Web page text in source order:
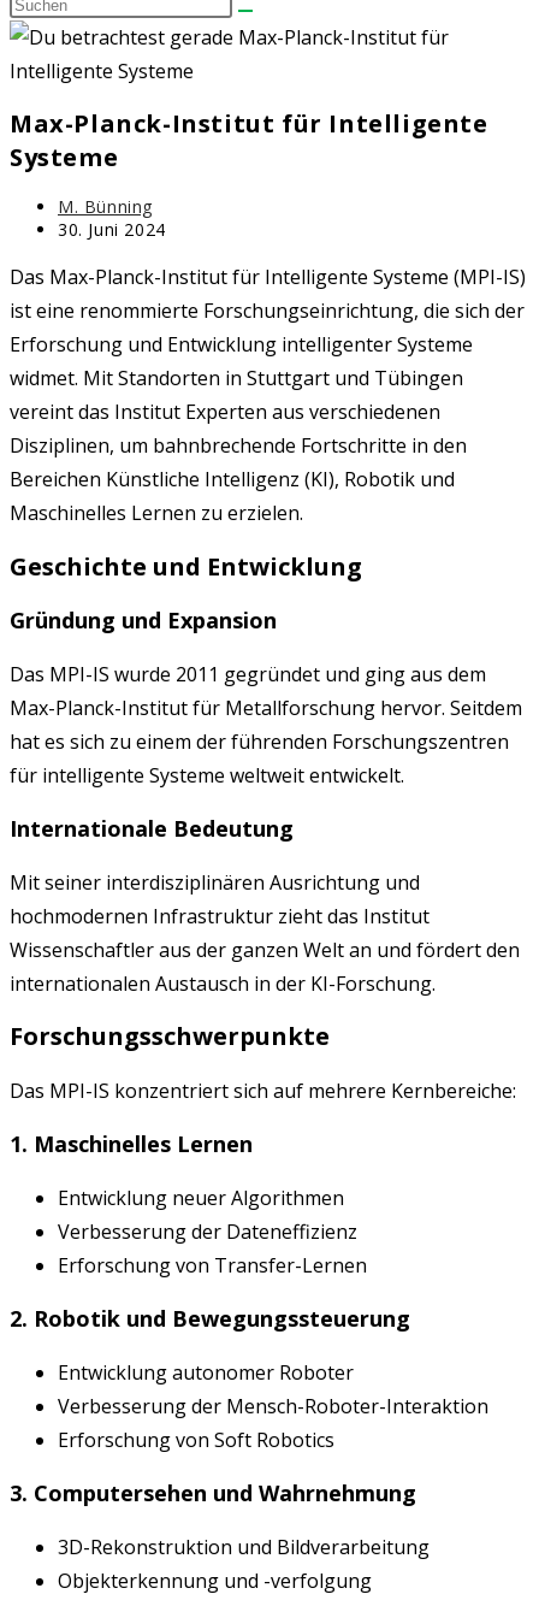
umschalten
Website
durchsuchen
Max-Planck-Institut für Intelligente
Systeme
Beitrags-
Autor:
M. Bünning
Beitrag
geändert
30. Juni 2024
Das Max-Planck-Institut für Intelligente Systeme (MPI-IS)
ist eine renommierte Forschungseinrichtung, die sich der
Erforschung und Entwicklung intelligenter Systeme
widmet. Mit Standorten in Stuttgart und Tübingen
vereint das Institut Experten aus verschiedenen
Disziplinen, um bahnbrechende Fortschritte in den
Bereichen Künstliche Intelligenz (KI), Robotik und
Maschinelles Lernen zu erzielen.
Geschichte und Entwicklung
Gründung und Expansion
Das MPI-IS wurde 2011 gegründet und ging aus dem
Max-Planck-Institut für Metallforschung hervor. Seitdem
hat es sich zu einem der führenden Forschungszentren
für intelligente Systeme weltweit entwickelt.
Internationale Bedeutung
Mit seiner interdisziplinären Ausrichtung und
hochmodernen Infrastruktur zieht das Institut
Wissenschaftler aus der ganzen Welt an und fördert den
internationalen Austausch in der KI-Forschung.
Forschungsschwerpunkte
Das MPI-IS konzentriert sich auf mehrere Kernbereiche:
1. Maschinelles Lernen
Entwicklung neuer Algorithmen
Verbesserung der Dateneffizienz
Erforschung von Transfer-Lernen
2. Robotik und Bewegungssteuerung
Entwicklung autonomer Roboter
Verbesserung der Mensch-Roboter-Interaktion
Erforschung von Soft Robotics
3. Computersehen und Wahrnehmung
3D-Rekonstruktion und Bildverarbeitung
Objekterkennung und -verfolgung